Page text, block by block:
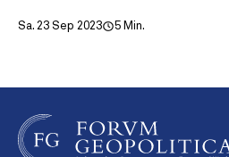
Sa. 23 Sep 2023 5 Min.